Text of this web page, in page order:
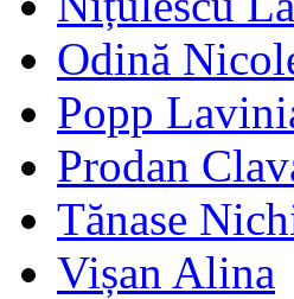
Odină
Popp
Prodan
Tănase
Vișan Alina